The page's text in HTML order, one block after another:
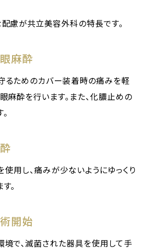
慮が共立美容外科の特長です。
麻酔
るためのカバー装着時の痛みを軽
麻酔を行います。また、化膿止めの
使用し、痛みが少ないようにゆっくり
。
開始
で、滅菌された器具を使用して手